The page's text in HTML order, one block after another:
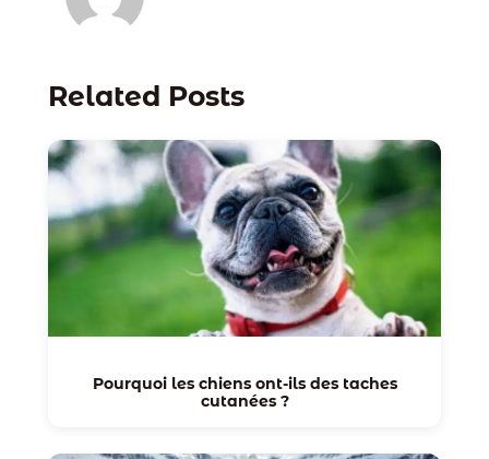
Related Posts
Pourquoi les chiens ont-ils des taches
cutanées ?